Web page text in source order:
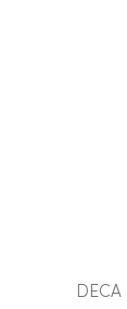
DECA